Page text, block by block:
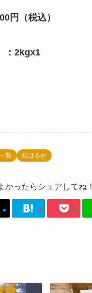
円（税込）
：2kgx1
覧 紅はるか
かったらシェアしてね！